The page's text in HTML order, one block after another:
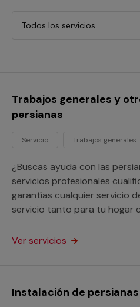
Todos los servicios
Trabajos generales y
persianas
Servicio Trabajos generales
¿Buscas ayuda con las
servicios profesionales
garantías cualquier servicio
servicio tanto para tu hogar
Ver servicios
Instalación de